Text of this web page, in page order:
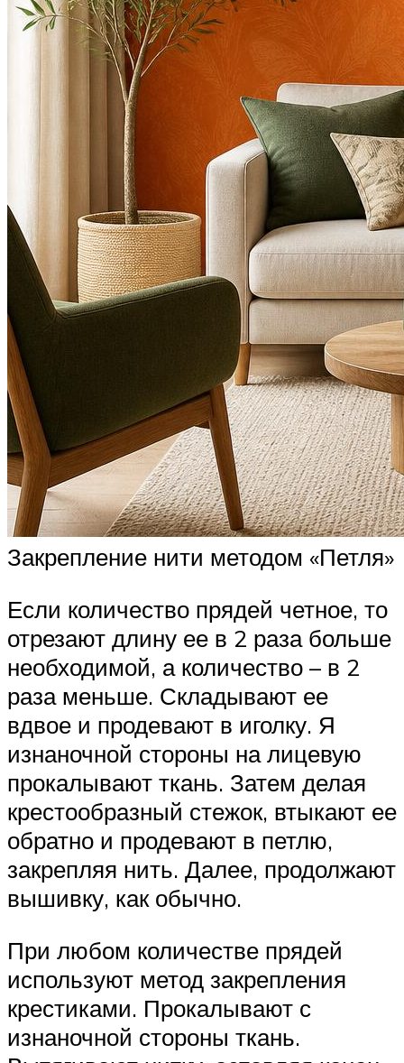
Закрепление нити методом «Петля»
Если количество прядей четное, то
отрезают длину ее в 2 раза больше
необходимой, а количество – в 2
раза меньше. Складывают ее
вдвое и продевают в иголку. Я
изнаночной стороны на лицевую
прокалывают ткань. Затем делая
крестообразный стежок, втыкают ее
обратно и продевают в петлю,
закрепляя нить. Далее, продолжают
вышивку, как обычно.
При любом количестве прядей
используют метод закрепления
крестиками. Прокалывают с
изнаночной стороны ткань.